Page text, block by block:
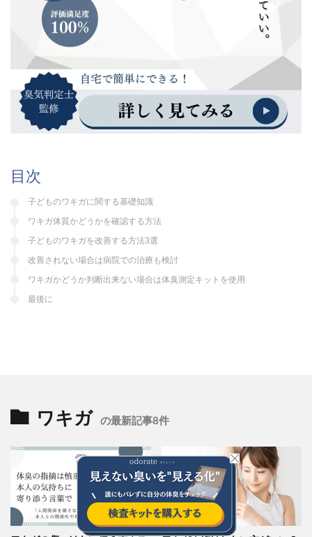
目次
子どものワキガに関する基礎知識
ワキガ体質かどうかを確認する方法
子どものワキガを改善する方法3選
改善されない場合は病院での治療も検討
ワキガかどうか判断出来ない場合は体臭測定キットを使用
最後に
ワキガ の最新記事8件